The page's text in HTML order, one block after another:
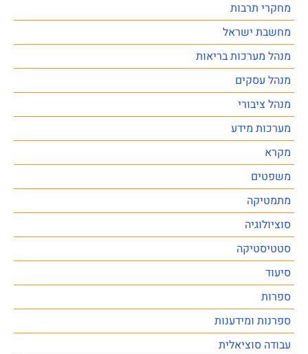
מחקרי תרבות
מחשבת ישראל
מנהל מערכות בריאות
מנהל עסקים
מנהל ציבורי
מערכות מידע
מקרא
משפטים
מתמטיקה
סוציולוגיה
סטטיסטיקה
סיעוד
ספרות
ספרנות ומידענות
עבודה סוציאלית